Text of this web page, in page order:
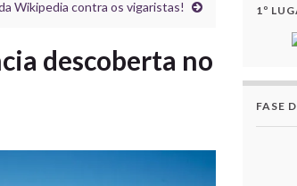
Wikipedia contra os vigaristas!
descoberta no
1º
FASE